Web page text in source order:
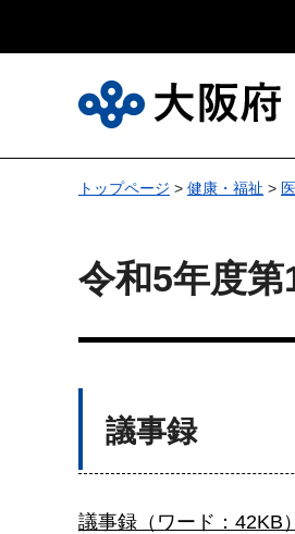
トップページ > 健康・福祉 >
令和5年度
議事録
議事録（ワード：42KB）